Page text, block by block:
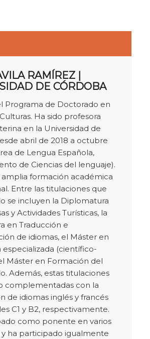
RAMÍREZ |
DE CÓRDOBA
Programa de Doctorado en
Ha sido profesora
en la Universidad de
abril de 2018 a octubre
de Lengua Española,
de Ciencias del lenguaje).
amplia formación académica
Entre las titulaciones que
se incluyen la Diplomatura
y Actividades Turísticas, la
en Traducción e
de idiomas, el Máster en
especializada (científico-
Máster en Formación del
Además, estas titulaciones
complementadas con la
de idiomas inglés y francés
C1 y B2, respectivamente.
como ponente en varios
y ha participado igualmente